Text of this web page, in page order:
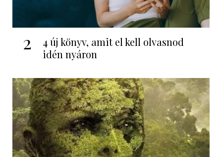
2
4 új könyv, amit el kell olvasnod
idén nyáron